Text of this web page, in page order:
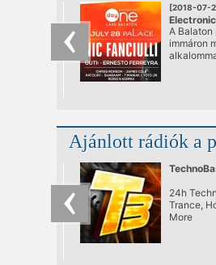
[2018-07-
Event) w/
A Balaton
immáron
ami
vár
Ajánlott rádiók a
24h
Trance,
More